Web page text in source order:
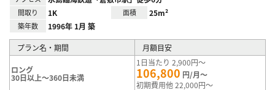
間取り 1K 面積 25m²
築年数 1996年 1月 築
プラン名・期間 月額目安
ロング
30日以上～360日未満
1日当たり 2,900円～
106,800 円/月～
初期費用他 22,000円～